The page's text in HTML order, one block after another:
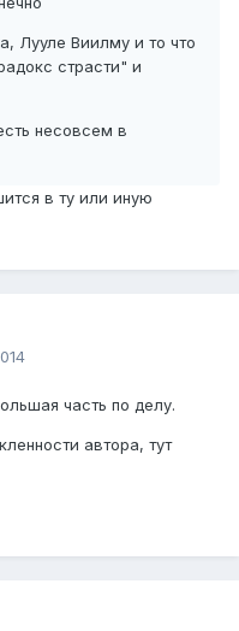
Лууле Виилму и то что
страсти" и
несовсем в
в ту или иную
часть по делу.
автора, тут